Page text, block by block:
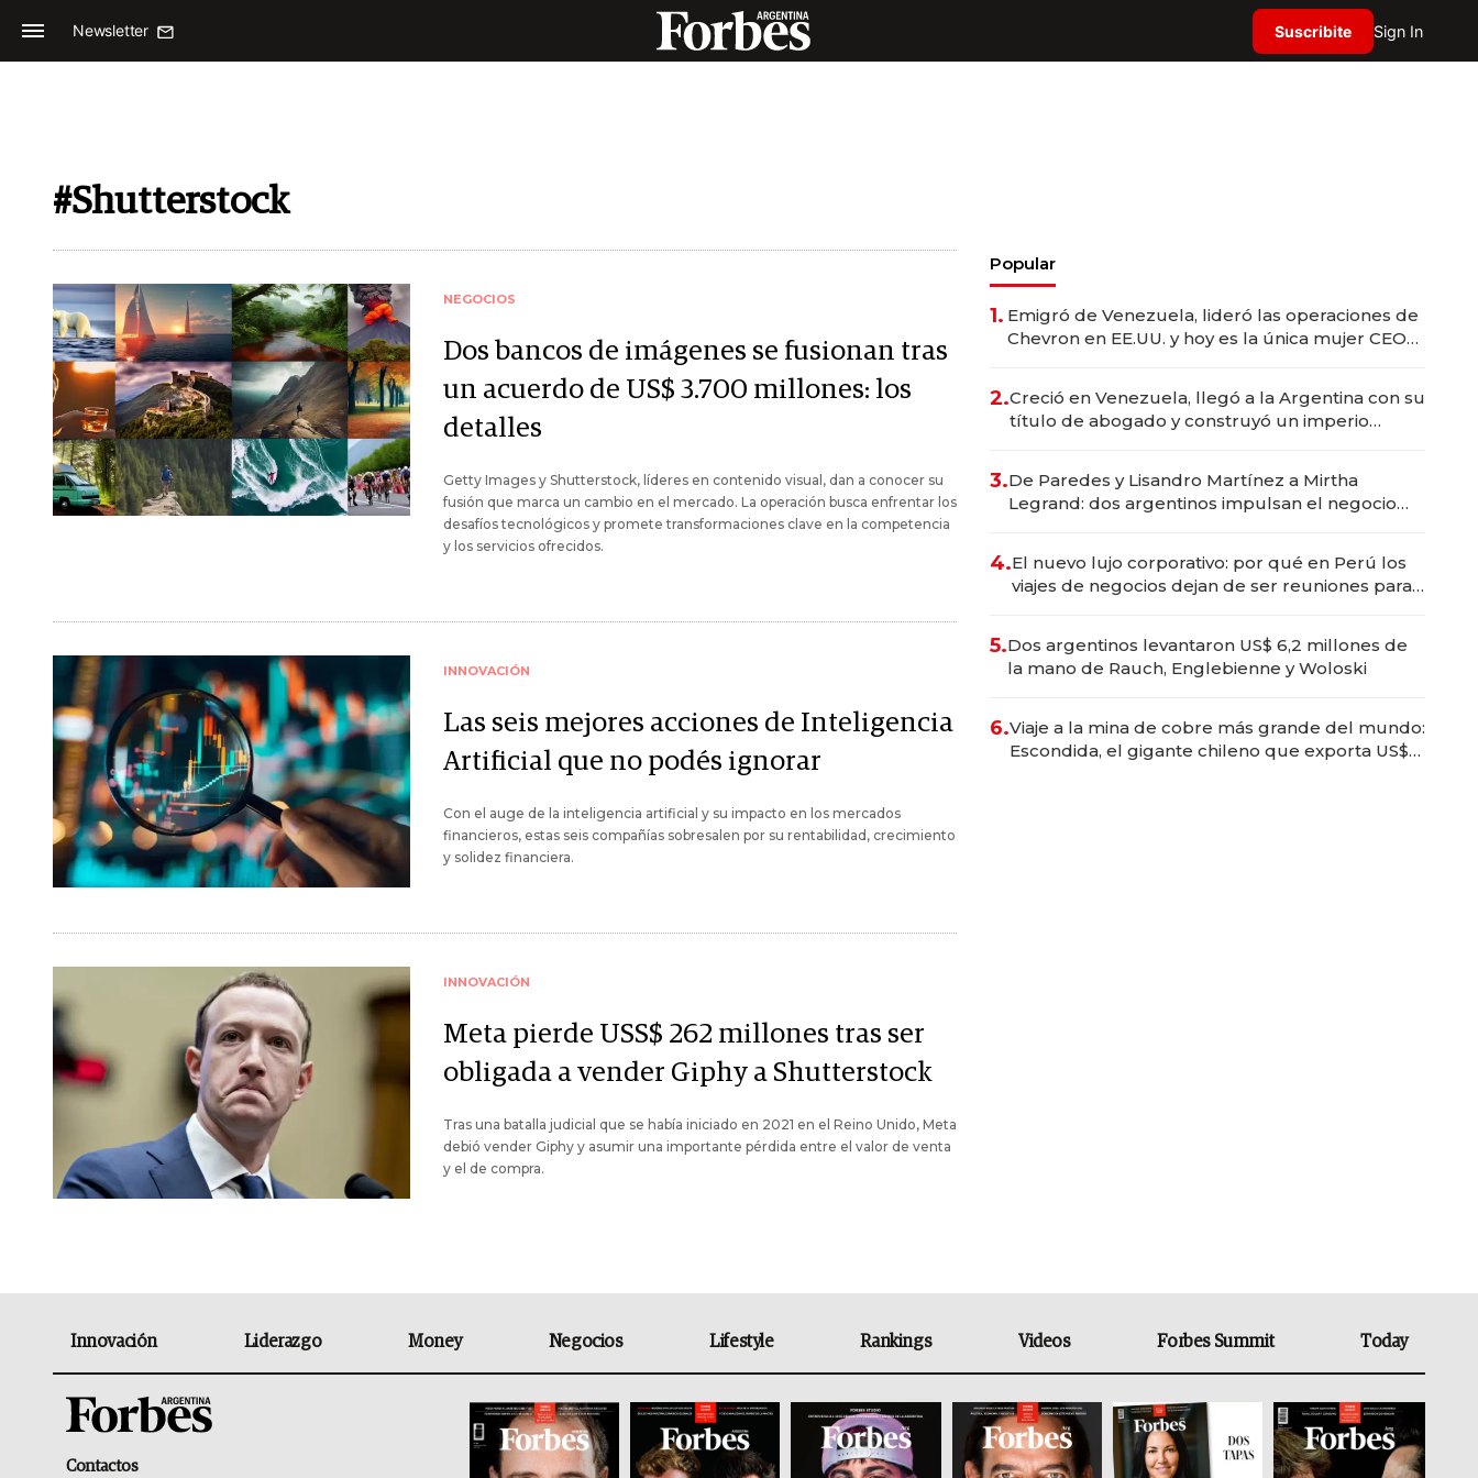
Newsletter Suscribite Sign In
#Shutterstock
NEGOCIOS
Dos bancos de imágenes se fusionan tras
un acuerdo de US$ 3.700 millones: los
detalles
Getty Images y Shutterstock, líderes en contenido visual, dan a conocer su
fusión que marca un cambio en el mercado. La operación busca enfrentar los
desafíos tecnológicos y promete transformaciones clave en la competencia
y los servicios ofrecidos.
INNOVACIÓN
Las seis mejores acciones de Inteligencia
Artificial que no podés ignorar
Con el auge de la inteligencia artificial y su impacto en los mercados
financieros, estas seis compañías sobresalen por su rentabilidad, crecimiento
y solidez financiera.
INNOVACIÓN
Meta pierde USS$ 262 millones tras ser
obligada a vender Giphy a Shutterstock
Tras una batalla judicial que se había iniciado en 2021 en el Reino Unido, Meta
debió vender Giphy y asumir una importante pérdida entre el valor de venta
y el de compra.
Popular
1. Emigró de Venezuela, lideró las operaciones de
Chevron en EE.UU. y hoy es la única mujer CEO
2.Creció en Venezuela, llegó a la Argentina con su
título de abogado y construyó un imperio
3.De Paredes y Lisandro Martínez a Mirtha
Legrand: dos argentinos impulsan el negocio
4.El nuevo lujo corporativo: por qué en Perú los
viajes de negocios dejan de ser reuniones para
5.Dos argentinos levantaron US$ 6,2 millones de
la mano de Rauch, Englebienne y Woloski
6.Viaje a la mina de cobre más grande del mundo:
Escondida, el gigante chileno que exporta US$
Innovación Liderazgo Money Negocios Lifestyle Rankings Videos Forbes Summit Today
Contactos